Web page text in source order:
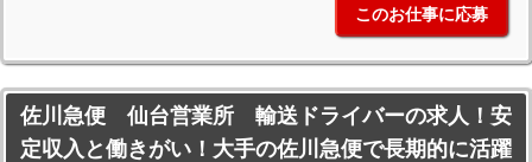
このお仕事に応募
佐川急便 仙台営業所 輸送ドライバーの求人！安
定収入と働きがい！大手の佐川急便で長期的に活躍